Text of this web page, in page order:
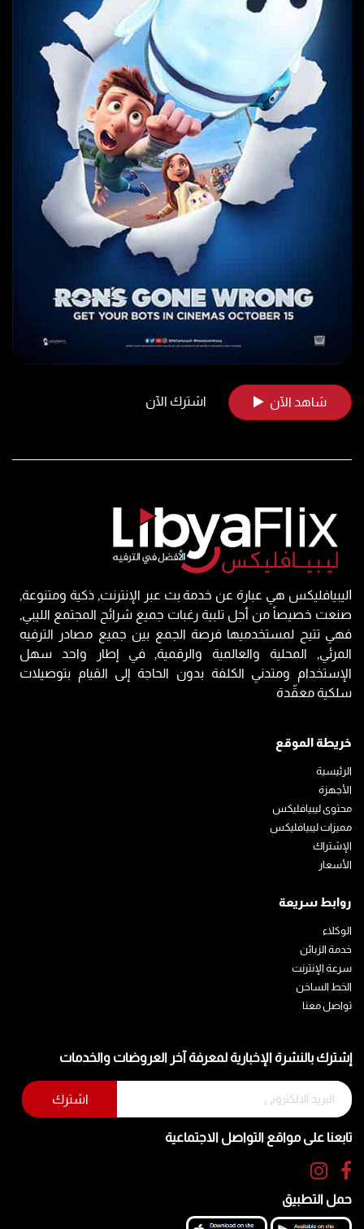
شاهد الآن
Iليبيافليكس هي عبارة عن خدمة بث عبر الإنترنت, ذكية ومتنوعة,
صنعت خصيصاً من أجل تلبية رغبات جميع شرائح المجتمع الليبي,
فهي تتيح لمستخدميها فرصة الجمع بين جميع مصادر الترفيه
المرئي, المحلية والعالمية والرقمية, في إطار واحد سهل
الإستخدام ومتدني الكلفة بدون الحاجة إلى القيام بتوصيلات
سلكية معقّدة
خريطة الموقع
الرئيسية
الأجهزة
محتوى ليبيافليكس
مميزات ليبيافليكس
الإشتراك
الأسعار
روابط سريعة
الوكلاء
خدمة الزبائن
سرعة الإنترنت
الخط الساخن
تواصل معنا
إشترك بالنشرة الإخبارية لمعرفة آخر العروضات والخدمات
تابعنا على مواقع التواصل الاجتماعية
حمل التطبيق